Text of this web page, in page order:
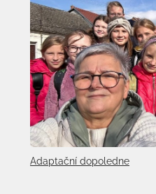
Adaptační dopoledne